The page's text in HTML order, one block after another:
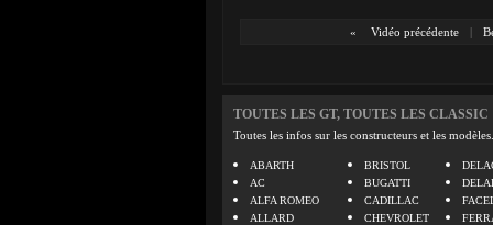
« Vidéo précédente |
TOUTES LES GT, TOUTES LES CLASSIC
Toutes les infos sur les constructeurs et les modèles.
ABARTH
AC
ALFA ROMEO
ALLARD
BRISTOL
BUGATTI
CADILLAC
CHEVROLET